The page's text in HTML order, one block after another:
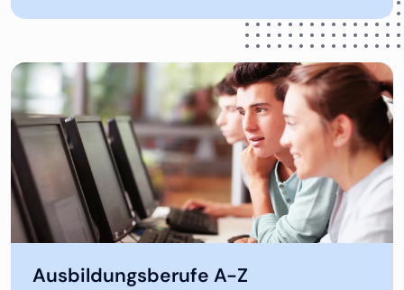
Ausbildungsberufe A-Z